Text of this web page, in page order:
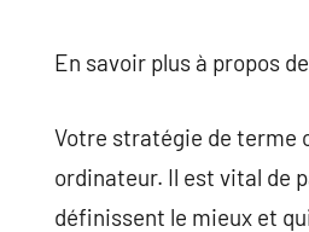
En savoir plus à propos de
Votre stratégie de terme
ordinateur. Il est vital de
définissent le mieux et